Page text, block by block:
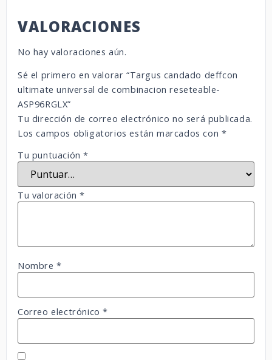
VALORACIONES
No hay valoraciones aún.
Sé el primero en valorar “Targus candado deffcon
ultimate universal de combinacion reseteable-
ASP96RGLX”
Tu dirección de correo electrónico no será publicada.
Los campos obligatorios están marcados con *
Tu puntuación*
Tu valoración*
Nombre*
Correo electrónico*